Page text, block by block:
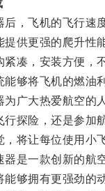
飞机的飞行速度
更强的爬升性能
，安装方便，不
将飞机的燃油利
大热爱航空的人
险，还是参加航
让每位使用小飞
一款创新的航空
拥有更强劲的动